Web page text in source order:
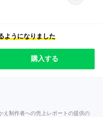
ようになりました
購入する
え制作者への売上レポートの提供の